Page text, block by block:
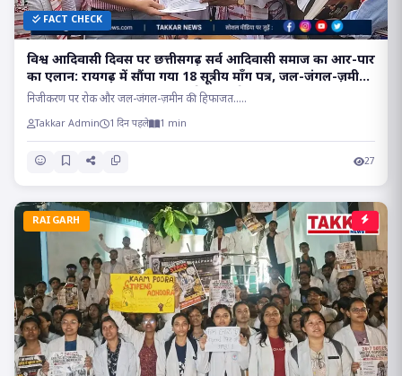
FACT CHECK
विश्व आदिवासी दिवस पर छत्तीसगढ़ सर्व आदिवासी समाज का आर-पार
का एलान: रायगढ़ में सौंपा गया 18 सूत्रीय माँग पत्र, जल-जंगल-ज़मीन
और रूढ़िवादी परंपराओं पर मंडराते खतरों के खिलाफ फूटा आक्रोश..
निजीकरण पर रोक और जल-जंगल-ज़मीन की हिफाजत.....
Takkar Admin 1 दिन पहले 1 min
27
RAIGARH